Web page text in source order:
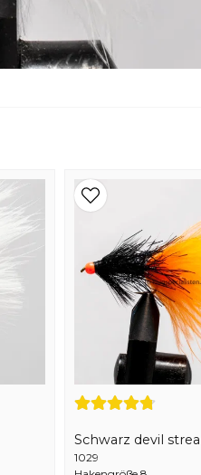
Schwarz devil
1029